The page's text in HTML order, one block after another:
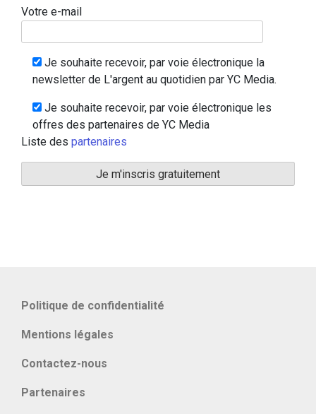
Votre e-mail
Je souhaite recevoir, par voie électronique la
newsletter de L'argent au quotidien par YC Media.
Je souhaite recevoir, par voie électronique les
offres des partenaires de YC Media
Liste des partenaires
Politique de confidentialité
Mentions légales
Contactez-nous
Partenaires